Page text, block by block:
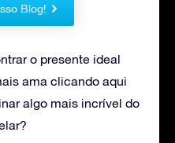
Blog!
o presente ideal
ama clicando aqui
algo mais incrível do